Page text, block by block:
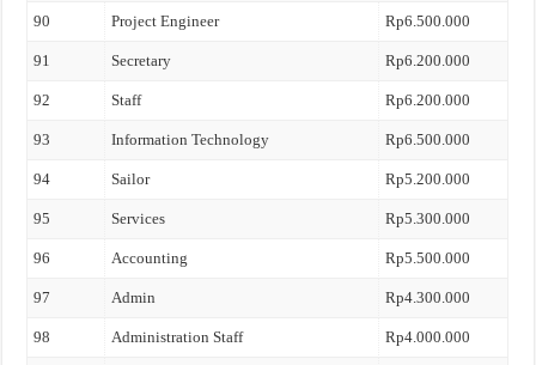
90 Project Engineer Rp6.500.000
91 Secretary Rp6.200.000
92 Staff Rp6.200.000
93 Information Technology Rp6.500.000
94 Sailor Rp5.200.000
95 Services Rp5.300.000
96 Accounting Rp5.500.000
97 Admin Rp4.300.000
98 Administration Staff Rp4.000.000